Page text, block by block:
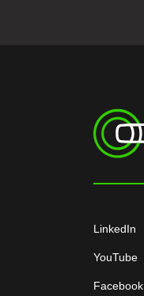
LinkedIn
YouTube
Facebook